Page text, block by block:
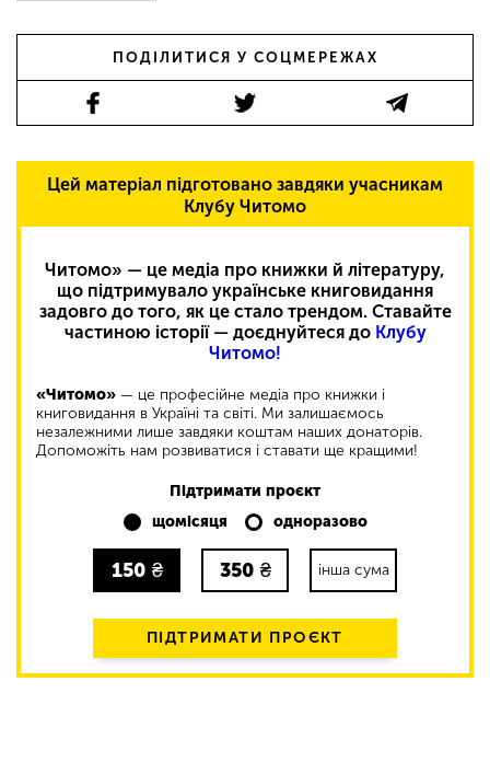
ПОДІЛИТИСЯ У СОЦМЕРЕЖАХ
Цей матеріал підготовано завдяки учасникам
Клубу Читомо
Читомо» — це медіа про книжки й літературу,
що підтримувало українське книговидання
задовго до того, як це стало трендом. Ставайте
частиною історії — доєднуйтеся до Клубу
Читомо!
«Читомо» — це професійне медіа про книжки і
книговидання в Україні та світі. Ми залишаємось
незалежними лише завдяки коштам наших донаторів.
Допоможіть нам розвиватися і ставати ще кращими!
Підтримати проєкт
щомісяця
одноразово
150 ₴ 350 ₴ інша сума
ПІДТРИМАТИ ПРОЄКТ